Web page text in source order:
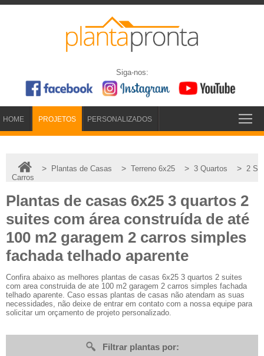
Siga-nos:
HOME PROJETOS PERSONALIZADOS
> Plantas de Casas > Terreno 6x25 > 3 Quartos > 2
Carros
Plantas de casas 6x25 3 quartos 2
suites com área construída de até
100 m2 garagem 2 carros simples
fachada telhado aparente
Confira abaixo as melhores plantas de casas 6x25 3 quartos 2 suites
com area construida de ate 100 m2 garagem 2 carros simples fachada
telhado aparente. Caso essas plantas de casas não atendam as suas
necessidades, não deixe de entrar em contato com a nossa equipe para
solicitar um orçamento de projeto personalizado.
Filtrar plantas por: